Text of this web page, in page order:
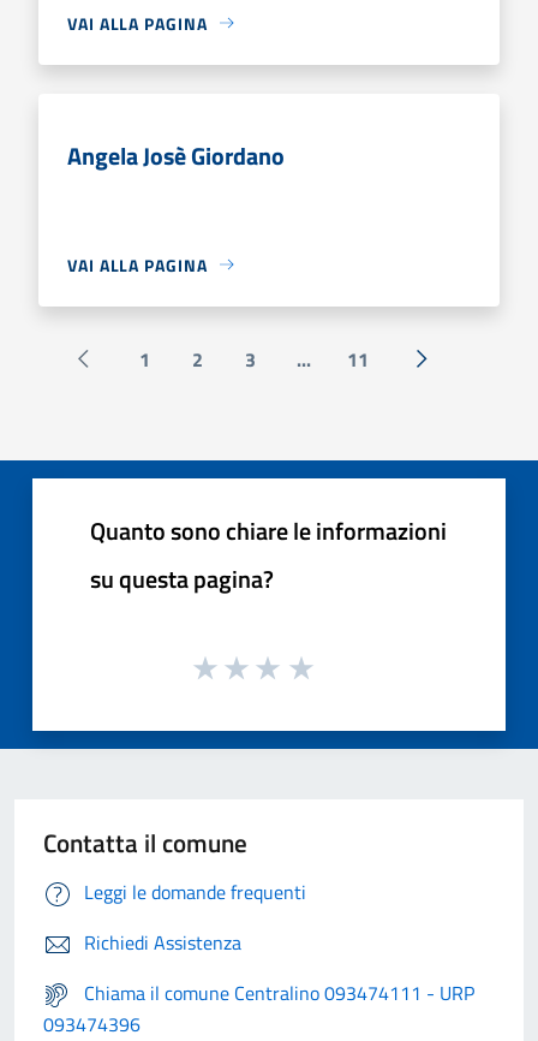
VAI ALLA PAGINA
Angela Josè Giordano
VAI ALLA PAGINA
Pagina precedente
1 2 3 ... 11 Successiva »
Quanto sono chiare le informazioni
su questa pagina?
Contatta il comune
Leggi le domande frequenti
Richiedi Assistenza
Chiama il comune Centralino 093474111 - URP
093474396